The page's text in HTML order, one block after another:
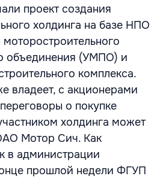
проект создания
холдинга на базе НПО
объединения (УМПО) и
комплекса.
владеет, с акционерами
о покупке
холдинга может
Мотор Сич. Как
в администрации
прошлой недели ФГУП